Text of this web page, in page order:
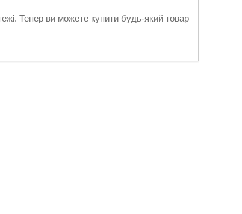
Тепер ви можете купити будь-який товар